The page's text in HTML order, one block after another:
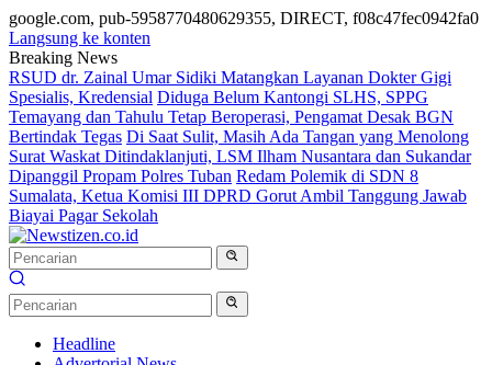
google.com, pub-5958770480629355, DIRECT, f08c47fec0942fa0
Langsung ke konten
Breaking News
RSUD dr. Zainal Umar Sidiki Matangkan Layanan Dokter Gigi
Spesialis, Kredensial Diduga Belum Kantongi SLHS, SPPG
Temayang dan Tahulu Tetap Beroperasi, Pengamat Desak BGN
Bertindak Tegas Di Saat Sulit, Masih Ada Tangan yang Menolong
Surat Waskat Ditindaklanjuti, LSM Ilham Nusantara dan Sukandar
Dipanggil Propam Polres Tuban Redam Polemik di SDN 8
Sumalata, Ketua Komisi III DPRD Gorut Ambil Tanggung Jawab
Biayai Pagar Sekolah
Headline